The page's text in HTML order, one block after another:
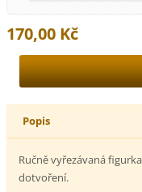
170,00 Kč
Popis
Ručně vyřezávaná
dotvoření.